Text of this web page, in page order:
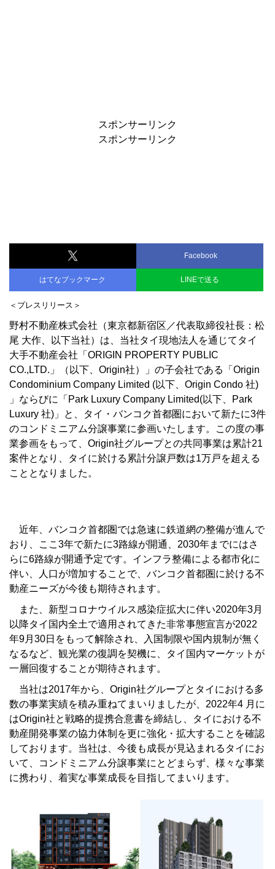
スポンサーリンク
スポンサーリンク
Facebook
はてなブックマーク LINEで送る
＜プレスリリース＞
野村不動産株式会社（東京都新宿区／代表取締役社長：松
尾 大作、以下当社）は、当社タイ現地法人を通じてタイ
大手不動産会社「ORIGIN PROPERTY PUBLIC
CO.,LTD.」（以下、Origin社）」の子会社である「Origin
Condominium Company Limited (以下、Origin Condo 社)
」ならびに「Park Luxury Company Limited(以下、Park
Luxury 社)」と、タイ・バンコク首都圏において新たに3件
のコンドミニアム分譲事業に参画いたします。この度の事
業参画をもって、Origin社グループとの共同事業は累計21
案件となり、タイに於ける累計分譲戸数は1万戸を超える
こととなりました。
近年、バンコク首都圏では急速に鉄道網の整備が進んで
おり、ここ3年で新たに3路線が開通、2030年までにはさ
らに6路線が開通予定です。インフラ整備による都市化に
伴い、人口が増加することで、バンコク首都圏に於ける不
動産ニーズが今後も期待されます。
また、新型コロナウイルス感染症拡大に伴い2020年3月
以降タイ国内全土で適用されてきた非常事態宣言が2022
年9月30日をもって解除され、入国制限や国内規制が無く
なるなど、観光業の復調を契機に、タイ国内マーケットが
一層回復することが期待されます。
当社は2017年から、Origin社グループとタイにおける多
数の事業実績を積み重ねてまいりましたが、2022年4 月に
はOrigin社と戦略的提携合意書を締結し、タイにおける不
動産開発事業の協力体制を更に強化・拡大することを確認
しております。当社は、今後も成長が見込まれるタイにお
いて、コンドミニアム分譲事業にとどまらず、様々な事業
に携わり、着実な事業成長を目指してまいります。